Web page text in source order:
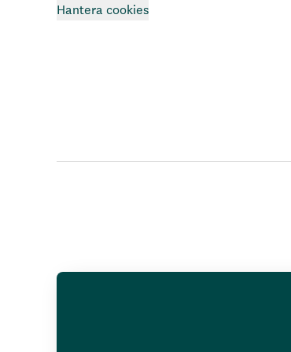
Hantera cookies